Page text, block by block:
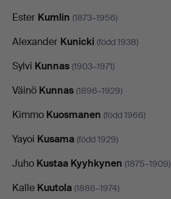
Ester Kumlin (1873–1956)
Alexander Kunicki (född 1938)
Sylvi Kunnas (1903–1971)
Väinö Kunnas (1896–1929)
Kimmo Kuosmanen (född 1966)
Yayoi Kusama (född 1929)
Juho Kustaa Kyyhkynen (1875–1909)
Kalle Kuutola (1886–1974)